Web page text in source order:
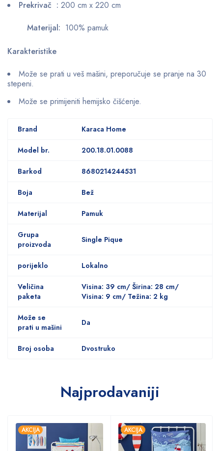
Prekrivač : 200 cm x 220 cm
Materijal: 100% pamuk
Karakteristike
Može se prati u veš mašini, preporučuje se pranje na 30
stepeni.
Može se primijeniti hemijsko čišćenje.
Brand Karaca Home
Model br. 200.18.01.0088
Barkod 8680214244531
Boja Bež
Materijal Pamuk
Grupa
proizvoda
Single Pique
porijeklo Lokalno
Veličina
paketa
Visina: 39 cm/ Širina: 28 cm/
Visina: 9 cm/ Težina: 2 kg
Može se
prati u mašini
Da
Broj osoba Dvostruko
Najprodavaniji
AKCIJA AKCIJA